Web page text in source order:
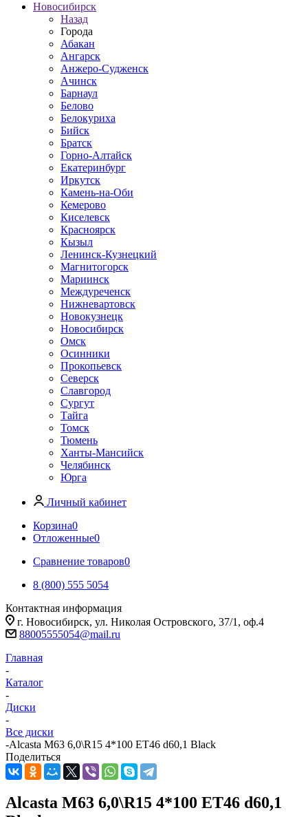
Новосибирск
Назад
Города
Абакан
Ангарск
Анжеро-Судженск
Ачинск
Барнаул
Белово
Белокуриха
Бийск
Братск
Горно-Алтайск
Екатеринбург
Иркутск
Камень-на-Оби
Кемерово
Киселевск
Красноярск
Кызыл
Ленинск-Кузнецкий
Магнитогорск
Мариинск
Междуреченск
Нижневартовск
Новокузнецк
Новосибирск
Омск
Осинники
Прокопьевск
Северск
Славгород
Сургут
Тайга
Томск
Тюмень
Ханты-Мансийск
Челябинск
Юрга
Личный кабинет
Корзина0
Отложенные0
Сравнение товаров0
8 (800) 555 5054
Контактная информация
г. Новосибирск, ул. Николая Островского, 37/1, оф.4
88005555054@mail.ru
Главная
-
Каталог
-
Диски
-
Все диски
-Alcasta M63 6,0\R15 4*100 ET46 d60,1 Black
Поделиться
Alcasta M63 6,0\R15 4*100 ET46 d60,1